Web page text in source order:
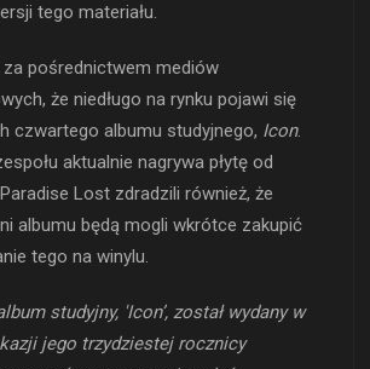
tego materiału.
za pośrednictwem mediów
że niedługo na rynku pojawi się
czwartego albumu studyjnego, Icon.
aktualnie nagrywa płytę od
Lost zdradzili również, że
albumu będą mogli wkrótce zakupić
tego na winylu.
studyjny, 'Icon’, został wydany w
jego trzydziestej rocznicy